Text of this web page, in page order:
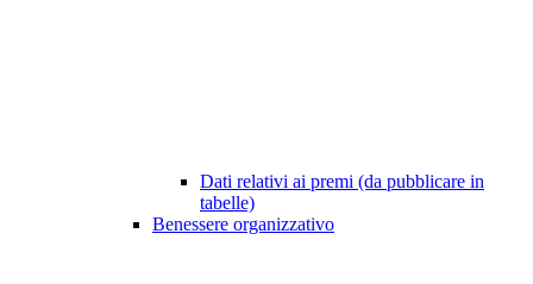
Dati relativi ai premi (da pubblicare in
tabelle)
Benessere organizzativo